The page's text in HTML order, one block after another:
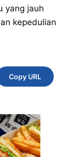
yang jauh
kepedulian
Copy URL